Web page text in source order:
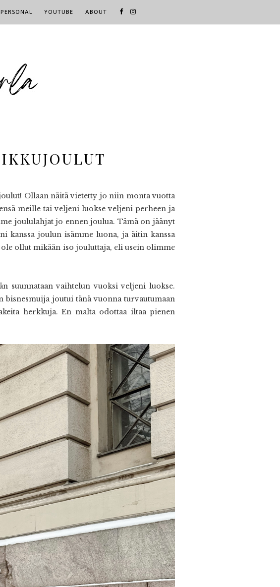
PERSONAL YOUTUBE ABOUT
Ollaan näitä vietetty jo niin monta vuotta
meille tai veljeni luokse veljeni perheen ja
joululahjat jo ennen joulua. Tämä on jäänyt
kanssa joulun isämme luona, ja äitin kanssa
ollut mikään iso jouluttaja, eli usein olimme
suunnataan vaihtelun vuoksi veljeni luokse.
joutui tänä vuonna turvautumaan
herkkuja. En malta odottaa iltaa pienen